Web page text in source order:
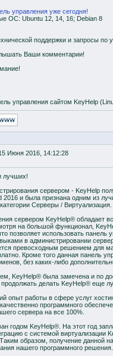
управления уже сегодня!
ОС: Ubuntu 12, 14, 16; Debian 8
поддержки и запросы
Ваши комментарии!
управления сайтом KeyHelp
Июня 2016, 14:12:28
лучших!
сервером - KeyHelp
2016 и была признана одним из
Серверы / Виртуализация.
сервером KeyHelp® обладает
на большой функционал,
позволяет использовать
в администрировании
превосходным решением для
Кроме того данная панель
без каких-либо
KeyHelp® была замечена и по
продолжать делать KeyHelp® еще
опыт работы в сфере услуг
программного
сервера на все 100%.
годом KeyHelp®. На этот год
с системой виртуализации
образом, получение данной
нашего программного решения.